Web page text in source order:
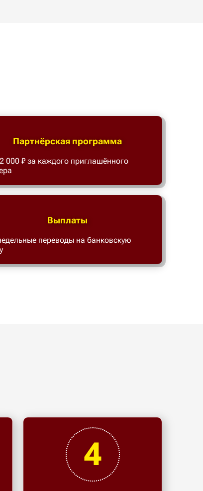
Партнёрская программа
000 ₽ за каждого приглашённого
Выплаты
переводы на банковскую
4